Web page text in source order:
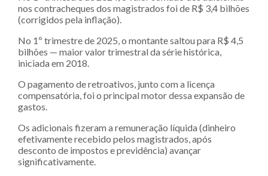
nos contracheques dos magistrados foi de R$ 3,4 bilhões
(corrigidos pela inflação).
No 1º trimestre de 2025, o montante saltou para R$ 4,5
bilhões — maior valor trimestral da série histórica,
iniciada em 2018.
O pagamento de retroativos, junto com a licença
compensatória, foi o principal motor dessa expansão de
gastos.
Os adicionais fizeram a remuneração líquida (dinheiro
efetivamente recebido pelos magistrados, após
desconto de impostos e previdência) avançar
significativamente.